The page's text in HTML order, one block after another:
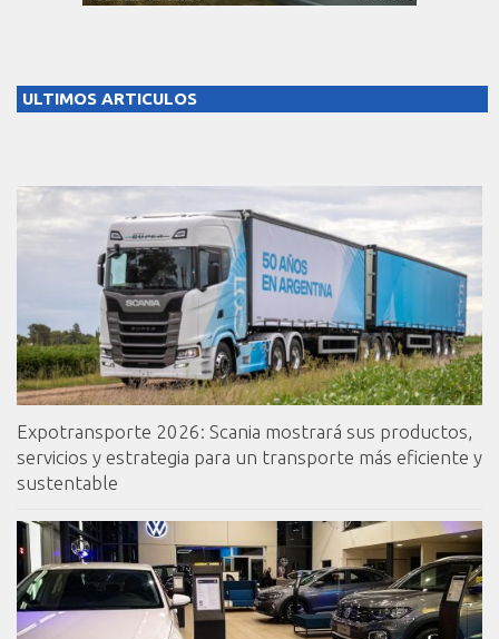
ULTIMOS ARTICULOS
Expotransporte 2026: Scania mostrará sus productos,
servicios y estrategia para un transporte más eficiente y
sustentable